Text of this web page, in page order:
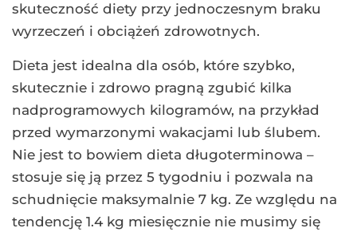
skuteczność diety przy jednoczesnym braku
wyrzeczeń i obciążeń zdrowotnych.
Dieta jest idealna dla osób, które szybko,
skutecznie i zdrowo pragną zgubić kilka
nadprogramowych kilogramów, na przykład
przed wymarzonymi wakacjami lub ślubem.
Nie jest to bowiem dieta długoterminowa –
stosuje się ją przez 5 tygodniu i pozwala na
schudnięcie maksymalnie 7 kg. Ze względu na
tendencję 1.4 kg miesięcznie nie musimy się